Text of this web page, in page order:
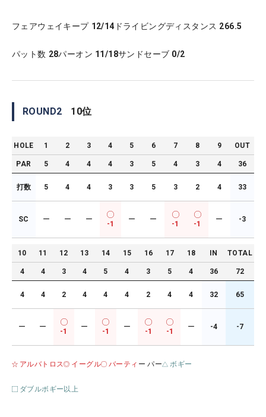
フェアウェイキープ 12/14 ドライビングディスタンス 266.5
パット数 28パーオン 11/18サンドセーブ 0/2
ROUND2 10位
HOLE 1 2 3 4 5 6 7 8 9 OUT
PAR 5 4 4 4 3 5 4 3 4 36
打数 5 4 4 3 3 5 3 2 4 33
SC ー ー ー
-1
ー ー
-1 -1
ー -3
10 11 12 13 14 15 16 17 18 IN TOTAL
4 4 3 4 5 4 3 5 4 36 72
4 4 2 4 4 4 2 4 4 32 65
ー ー
-1
ー
-1
ー
-1 -1
ー -4 -7
アルバトロス イーグル バーティ ー パー ボギー
ダブルボギー以上